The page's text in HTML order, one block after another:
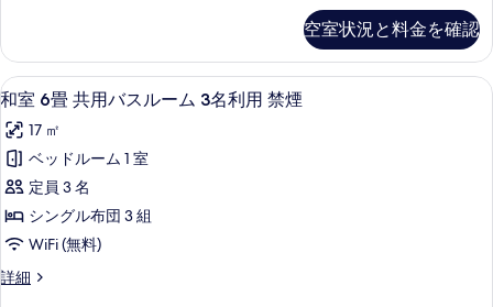
ー
ム
4
名
利
用
禁
煙
の
共
用
バ
ル
ー
ム
4
名
利
用
禁
空室状況と料金を確認
和
室
6
畳
共
用
バ
ス
和室 6畳 共用バスルーム 3名利用 禁
5
和室 6畳 共用バスルーム 3名利用 禁煙
17 ㎡
ベッドルーム 1 室
定員 3 名
シングル布団 3 組
WiFi (無料)
詳細
和